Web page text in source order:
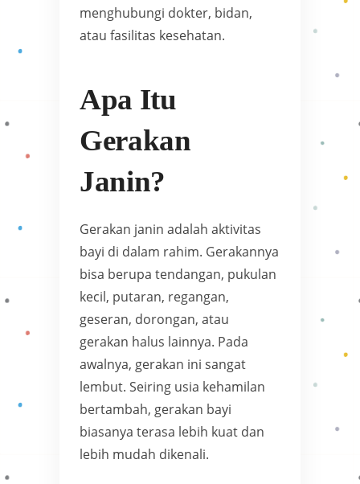
menghubungi dokter, bidan,
atau fasilitas kesehatan.
Apa Itu
Gerakan
Janin?
Gerakan janin adalah aktivitas
bayi di dalam rahim. Gerakannya
bisa berupa tendangan, pukulan
kecil, putaran, regangan,
geseran, dorongan, atau
gerakan halus lainnya. Pada
awalnya, gerakan ini sangat
lembut. Seiring usia kehamilan
bertambah, gerakan bayi
biasanya terasa lebih kuat dan
lebih mudah dikenali.